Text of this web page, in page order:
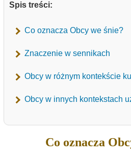
Spis treści:
Co oznacza Obcy we śnie?
Znaczenie w sennikach
Obcy w różnym kontekście
Obcy w innych kontekstach
Co oznacza